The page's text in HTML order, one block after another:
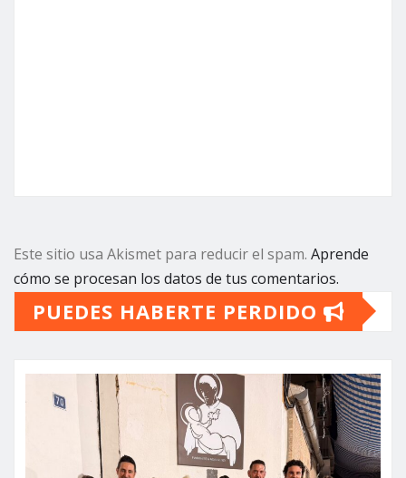
Este sitio usa Akismet para reducir el spam. Aprende
cómo se procesan los datos de tus comentarios.
PUEDES HABERTE PERDIDO